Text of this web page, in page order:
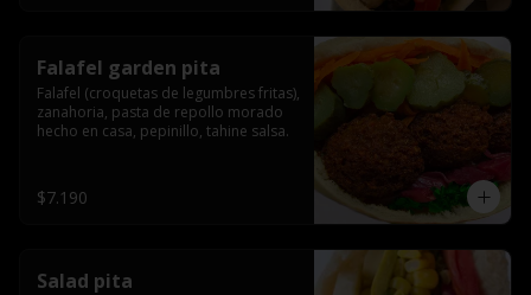
Falafel garden pita
Falafel (croquetas de legumbres fritas),
zanahoria, pasta de repollo morado
hecho en casa, pepinillo, tahine salsa.
$7.190
Salad pita